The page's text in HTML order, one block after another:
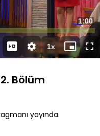
Süre
1:00
1xOynatma
Hızı
Mini
oynatıcı
Bölüm
yayında.